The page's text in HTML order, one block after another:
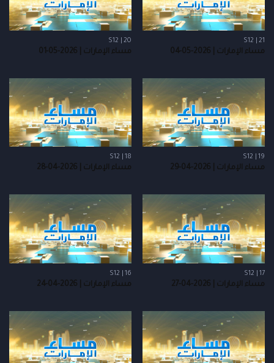
S12 | 21
مساء الإمارات | 2026-05-04
S12 | 20
مساء الإمارات | 2026-05-01
S12 | 19
مساء الإمارات | 2026-04-29
S12 | 18
مساء الإمارات | 2026-04-28
S12 | 17
مساء الإمارات | 2026-04-27
S12 | 16
مساء الإمارات | 2026-04-24